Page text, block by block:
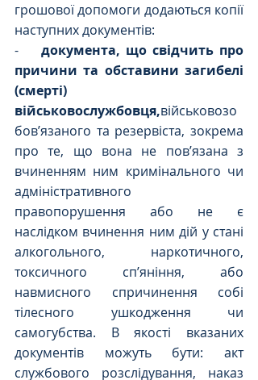
грошової допомоги додаються копії
наступних документів:
- документа, що свідчить про
причини та обставини загибелі
(смерті)
військовослужбовця,військовозо
бов’язаного та резервіста, зокрема
про те, що вона не пов’язана з
вчиненням ним кримінального чи
адміністративного
правопорушення або не є
наслідком вчинення ним дій у стані
алкогольного, наркотичного,
токсичного сп’яніння, або
навмисного спричинення собі
тілесного ушкодження чи
самогубства. В якості вказаних
документів можуть бути: акт
службового розслідування, наказ